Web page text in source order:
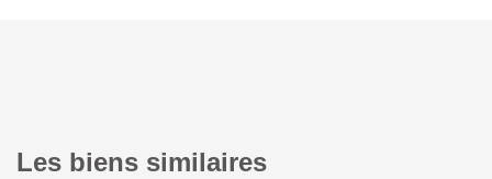
Les biens similaires